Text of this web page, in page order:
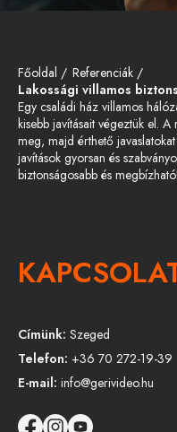
Főoldal
Referenciák
Lakossági villamos
Egy családi ház villamos
kisebb javításait végeztük el.
meg, majd érthető
javítások gyorsan és
biztonságosabb és
Címünk: Szeged
Telefon: +36 70 272-19-39
E-mail: info@gerivideo.hu